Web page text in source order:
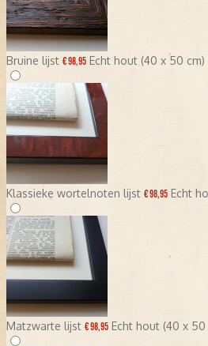
Bruine lijst € 98,95 Echt hout (40 x 50 cm)
Klassieke wortelnoten lijst € 98,95 Echt
Matzwarte lijst € 98,95 Echt hout (40 x 50